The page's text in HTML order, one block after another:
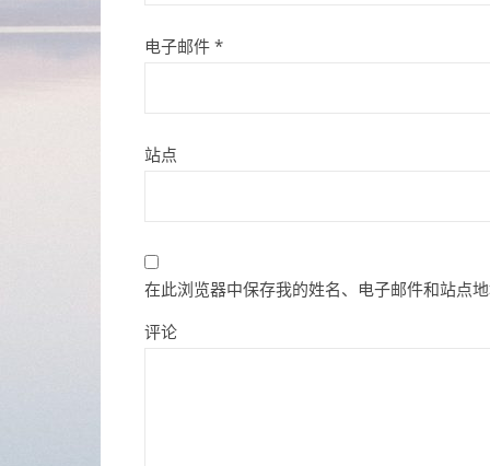
电子邮件 *
站点
在此浏览器中保存我的姓名、电子邮件和站点
评论